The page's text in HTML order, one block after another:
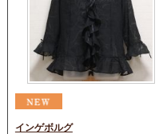
インゲボルグ